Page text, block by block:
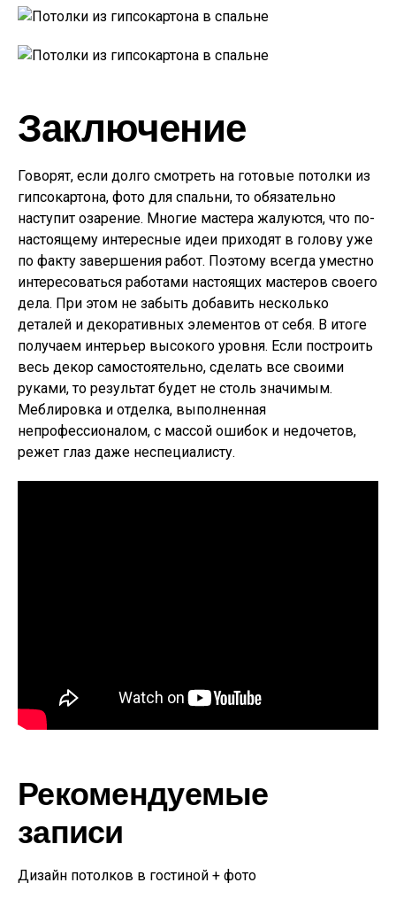
Заключение
Говорят, если долго смотреть на готовые потолки из
гипсокартона, фото для спальни, то обязательно
наступит озарение. Многие мастера жалуются, что по-
настоящему интересные идеи приходят в голову уже
по факту завершения работ. Поэтому всегда уместно
интересоваться работами настоящих мастеров своего
дела. При этом не забыть добавить несколько
деталей и декоративных элементов от себя. В итоге
получаем интерьер высокого уровня. Если построить
весь декор самостоятельно, сделать все своими
руками, то результат будет не столь значимым.
Меблировка и отделка, выполненная
непрофессионалом, с массой ошибок и недочетов,
режет глаз даже неспециалисту.
Рекомендуемые
записи
Дизайн потолков в гостиной + фото